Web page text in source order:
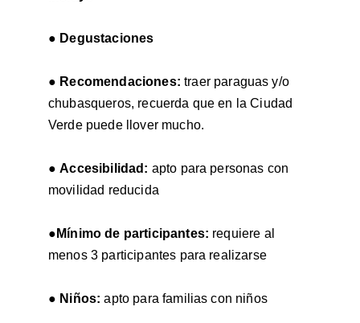
● Degustaciones
● Recomendaciones: traer paraguas y/o
chubasqueros, recuerda que en la Ciudad
Verde puede llover mucho.
● Accesibilidad: apto para personas con
movilidad reducida
● Mínimo de participantes: requiere al
menos 3 participantes para realizarse
● Niños: apto para familias con niños